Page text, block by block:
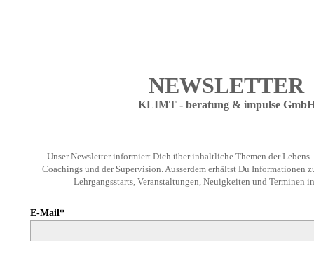
NEWSLETTER
KLIMT - beratung & impulse
Unser Newsletter informiert Dich über inhaltliche Themen der
Coachings und der Supervision. Ausserdem erhältst Du Informationen
Lehrgangsstarts, Veranstaltungen, Neuigkeiten und Terminen
E-Mail*